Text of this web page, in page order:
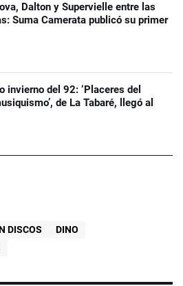
Dalton y Supervielle entre las
Suma Camerata publicó su primer
invierno del 92: ‘Placeres del
de La Tabaré, llegó al
DISCOS
DINO